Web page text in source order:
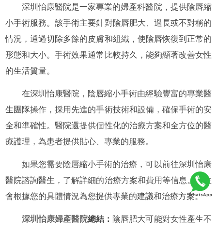
深圳怡康醫院是一家專業的婦產科醫院，提供陰唇縮
小手術服務。該手術主要針對陰唇肥大、過長或不對稱的
情況，通過切除多餘的皮膚和組織，使陰唇恢復到正常的
形態和大小。手術效果通常比較持久，能夠顯著改善女性
的生活質量。
在深圳怡康醫院，陰唇縮小手術由經驗豐富的專業醫
生團隊操作，採用先進的手術技術和設備，確保手術的安
全和準確性。醫院還提供個性化的治療方案和全方位的醫
療護理，為患者提供貼心、專業的服務。
如果您需要陰唇縮小手術的治療，可以前往深圳怡康
醫院諮詢醫生，了解詳細的治療方案和費用等信息。醫生
會根據您的具體情況為您提供專業的建議和治療方案。
深圳怡康婦產醫院總結： 陰唇肥大可能對女性產生不